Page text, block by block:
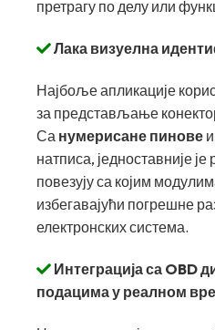
претрагу по делу или
Лака визуелна
Најбоље апликације
за представљање
Са нумерисане пинове
натписа, једноставније
повезују са којим
избегавајући погрешне
електронских система.
Интеграција са OBD
подацима у реалном